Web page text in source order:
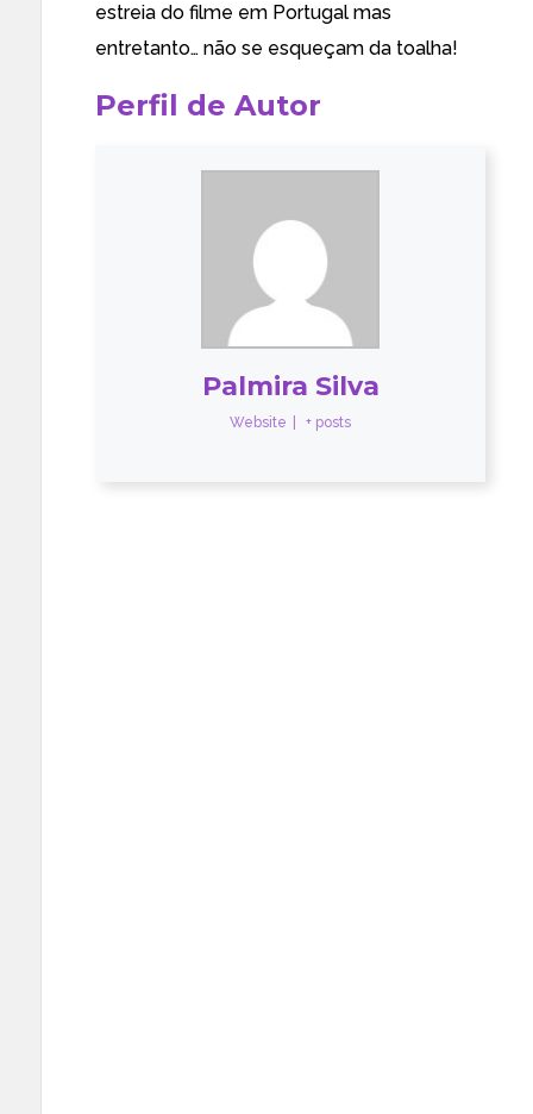
estreia do filme em Portugal mas
entretanto… não se esqueçam da toalha!
Perfil de Autor
Palmira Silva
Website + posts